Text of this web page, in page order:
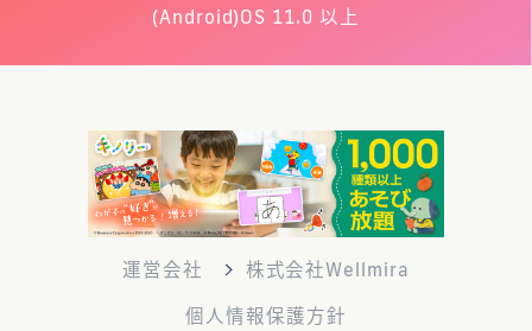
(Android)OS 11.0 以上
運営会社
株式会社Wellmira
個人情報保護方針